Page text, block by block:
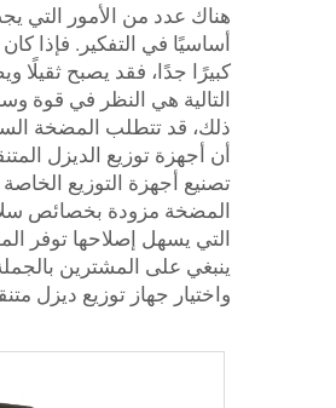
هناك عدد من الأمور التي
أساسيًا في التفكير. فإذا
التالية هي النظر في قوة
ذلك، قد تتطلب المضخة
تصنيع أجهزة التوزيع
المضخة مزودة بخصائص
واختيار جهاز توزيع ديزل